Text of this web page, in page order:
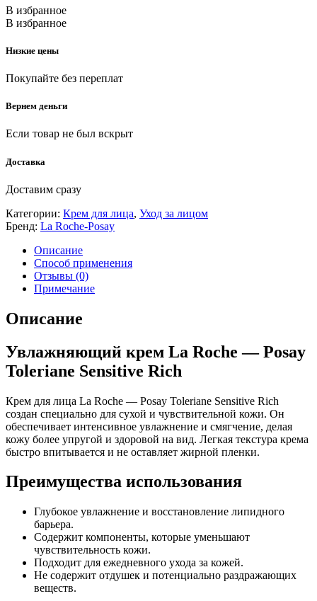
В избранное
В избранное
Низкие цены
Покупайте без переплат
Вернем деньги
Если товар не был вскрыт
Доставка
Доставим сразу
Категории: Крем для лица, Уход за лицом
Бренд: La Roche-Posay
Описание
Способ применения
Отзывы (0)
Примечание
Описание
Увлажняющий крем La Roche — Posay
Toleriane Sensitive Rich
Крем для лица La Roche — Posay Toleriane Sensitive Rich
создан специально для сухой и чувствительной кожи. Он
обеспечивает интенсивное увлажнение и смягчение, делая
кожу более упругой и здоровой на вид. Легкая текстура крема
быстро впитывается и не оставляет жирной пленки.
Преимущества использования
Глубокое увлажнение и восстановление липидного
барьера.
Содержит компоненты, которые уменьшают
чувствительность кожи.
Подходит для ежедневного ухода за кожей.
Не содержит отдушек и потенциально раздражающих
веществ.